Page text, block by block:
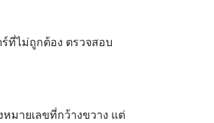
ที่ไม่ถูกต้อง ตรวจสอบ
มายเลขที่กว้างขวาง แต่